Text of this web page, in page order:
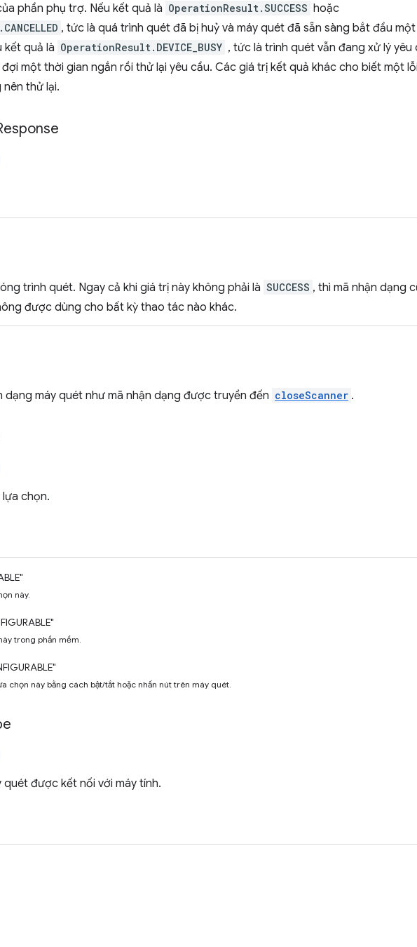
phần phụ trợ. Nếu kết quả là OperationResult.SUCCESS hoặc
, tức là quá trình quét đã bị huỷ và máy quét đã sẵn sàng bắt đầu
kết quả là OperationResult.DEVICE_BUSY , tức là trình quét vẫn đang xử lý yêu
một thời gian ngắn rồi thử lại yêu cầu. Các giá trị kết quả khác cho biết một
nên thử lại.
trình quét. Ngay cả khi giá trị này không phải là SUCCESS , thì mã nhận dạng
được dùng cho bất kỳ thao tác nào khác.
dạng máy quét như mã nhận dạng được truyền đến closeScanner .
chọn.
này.
trong phần mềm.
chọn này bằng cách bật/tắt hoặc nhấn nút trên máy quét.
được kết nối với máy tính.